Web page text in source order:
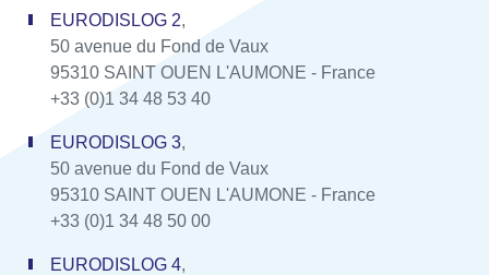
EURODISLOG 2,
50 avenue du Fond de Vaux
95310 SAINT OUEN L'AUMONE - France
+33 (0)1 34 48 53 40
EURODISLOG 3,
50 avenue du Fond de Vaux
95310 SAINT OUEN L'AUMONE - France
+33 (0)1 34 48 50 00
EURODISLOG 4,